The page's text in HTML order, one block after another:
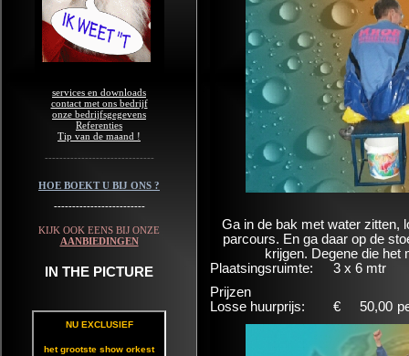
services en downloads
contact met ons bedrijf
onze bedrijfsgegevens
Referenties
Tip van de maand !
------------------------------
HOE BOEKT U BIJ ONS ?
-------------------------
KIJK OOK EENS BIJ ONZE
AANBIEDINGEN
IN THE PICTURE
Ga in de bak met water zitten,
parcours. En ga daar op de
krijgen. Degene die het
Plaatsingsruimte:
3 x 6 mtr
Prijzen
Losse huurprijs:
€ 50,00